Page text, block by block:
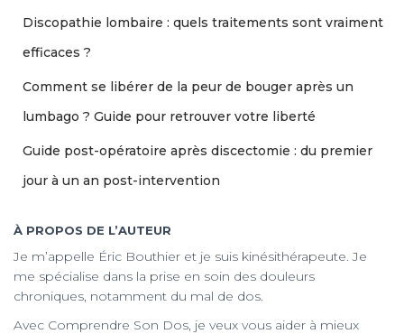
Discopathie lombaire : quels traitements sont vraiment
efficaces ?
Comment se libérer de la peur de bouger après un
lumbago ? Guide pour retrouver votre liberté
Guide post-opératoire après discectomie : du premier
jour à un an post-intervention
À PROPOS DE L’AUTEUR
Je m’appelle Éric Bouthier et je suis kinésithérapeute. Je
me spécialise dans la prise en soin des douleurs
chroniques, notamment du mal de dos.
Avec Comprendre Son Dos, je veux vous aider à mieux